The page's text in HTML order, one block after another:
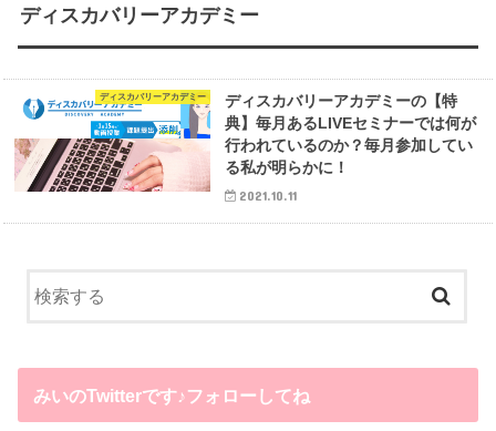
ディスカバリーアカデミー
ディスカバリーアカデミー
ディスカバリーアカデミーの【特
典】毎月あるLIVEセミナーでは何が
行われているのか？毎月参加してい
る私が明らかに！
2021.10.11
みいのTwitterです♪フォローしてね